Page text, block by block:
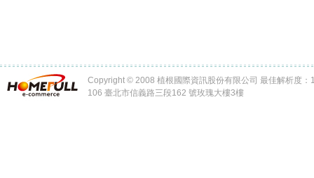
Copyright © 2008 植根國際資訊股份有限公司 最佳解析度：
106 臺北市信義路三段162 號玫瑰大樓3樓